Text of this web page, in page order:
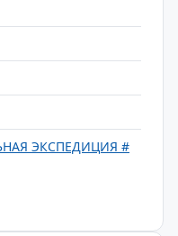
ЭКСПЕДИЦИЯ #